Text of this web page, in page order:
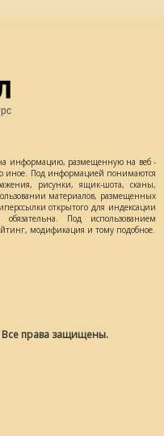
информацию, размещенную на веб -
иное. Под информацией понимаются
рисунки, ящик-шота, сканы,
материалов, размещенных
открытого для индексации
Под использованием
модификация и тому подобное.
Все права защищены.